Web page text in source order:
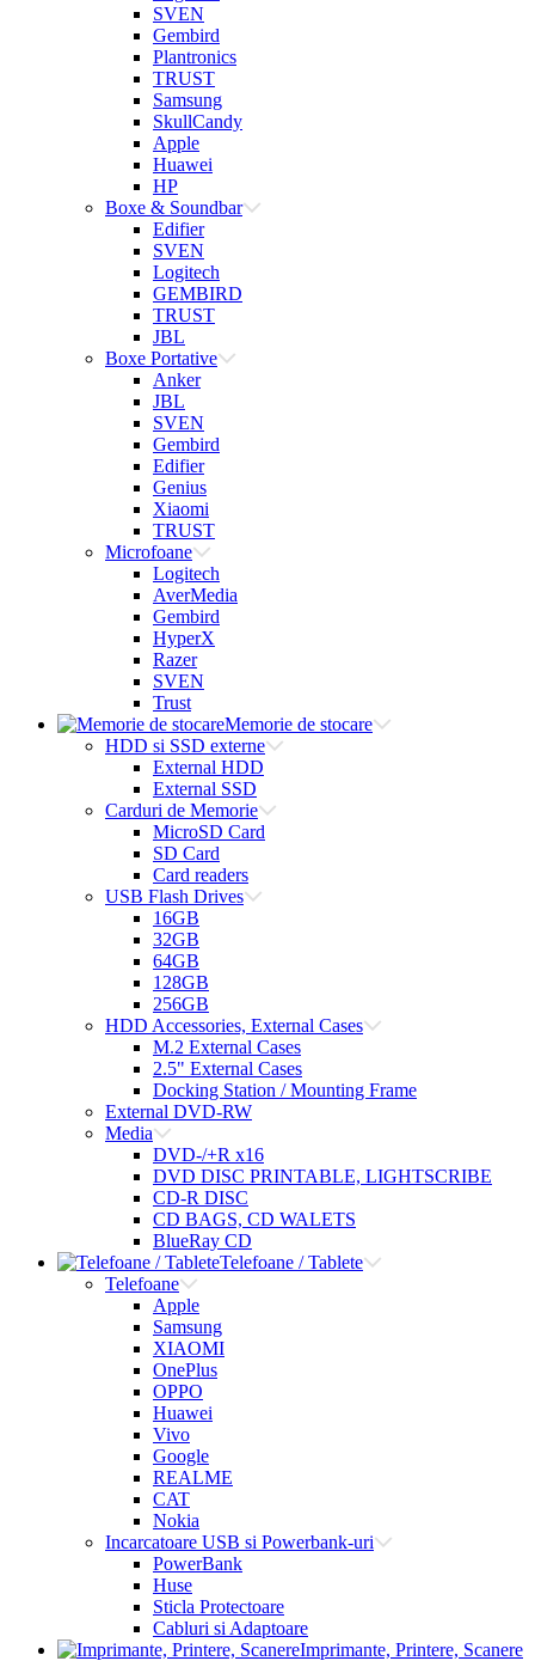
SVEN
Gembird
Plantronics
TRUST
Samsung
SkullCandy
Apple
Huawei
HP
Boxe & Soundbar
Edifier
SVEN
Logitech
GEMBIRD
TRUST
JBL
Boxe Portative
Anker
JBL
SVEN
Gembird
Edifier
Genius
Xiaomi
TRUST
Microfoane
Logitech
AverMedia
Gembird
HyperX
Razer
SVEN
Trust
Memorie de stocare
HDD si SSD externe
External HDD
External SSD
Carduri de Memorie
MicroSD Card
SD Card
Card readers
USB Flash Drives
16GB
32GB
64GB
128GB
256GB
HDD Accessories, External Cases
M.2 External Cases
2.5" External Cases
Docking Station / Mounting Frame
External DVD-RW
Media
DVD-/+R x16
DVD DISC PRINTABLE, LIGHTSCRIBE
CD-R DISC
CD BAGS, CD WALETS
BlueRay CD
Telefoane / Tablete
Telefoane
Apple
Samsung
XIAOMI
OnePlus
OPPO
Huawei
Vivo
Google
REALME
CAT
Nokia
Incarcatoare USB si Powerbank-uri
PowerBank
Huse
Sticla Protectoare
Cabluri si Adaptoare
Imprimante, Printere, Scanere